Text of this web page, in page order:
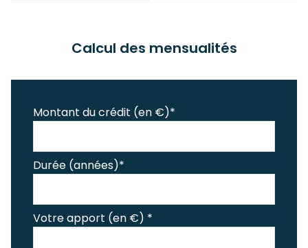
Calcul des mensualités
Montant du crédit (en €)*
Durée (années)*
Votre apport (en €) *